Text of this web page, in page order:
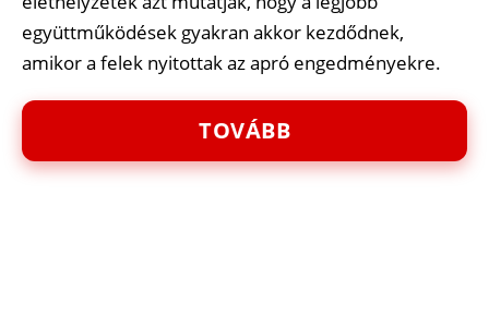
együttműködések gyakran akkor kezdődnek,
amikor a felek nyitottak az apró engedményekre.
TOVÁBB